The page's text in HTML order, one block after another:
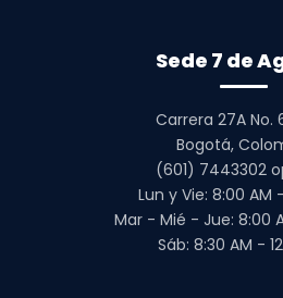
Sede 7 de
Carrera 27A No.
Bogotá,
(601) 7443302
Lun y Vie: 8:00 AM
Mar - Mié - Jue: 8:00
Sáb: 8:30 AM -